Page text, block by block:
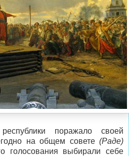
поражало своей
на общем совете (Раде)
голосования выбирали себе